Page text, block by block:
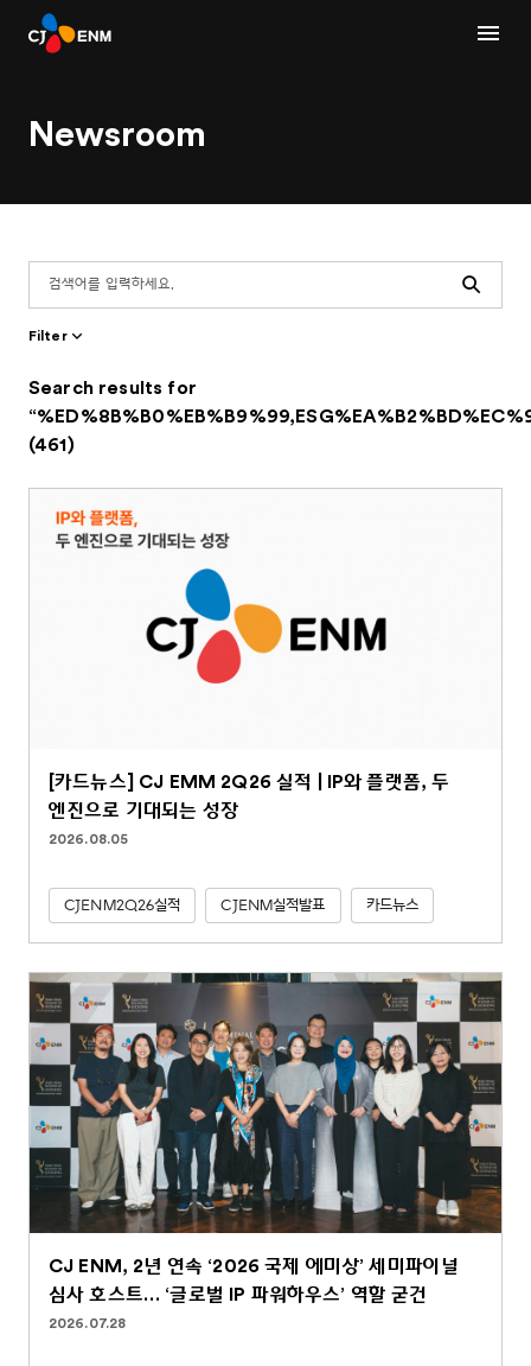
Newsroom
Search
Filter
Search results for
(461)
[카드뉴스] CJ EMM 2Q26 실적 | IP와 플랫폼, 두
엔진으로 기대되는 성장
2026.08.05
CJENM2Q26실적 CJENM실적발표 카드뉴스
CJ ENM, 2년 연속 ‘2026 국제 에미상’ 세미파이널
심사 호스트… ‘글로벌 IP 파워하우스’ 역할 굳건
2026.07.28